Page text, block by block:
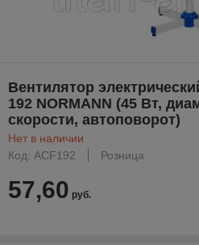
Вентилятор
192 NORMANN (45 Вт,
скорости, автоповорот)
Нет в наличии
Код: ACF192
Розница
57,60 руб.